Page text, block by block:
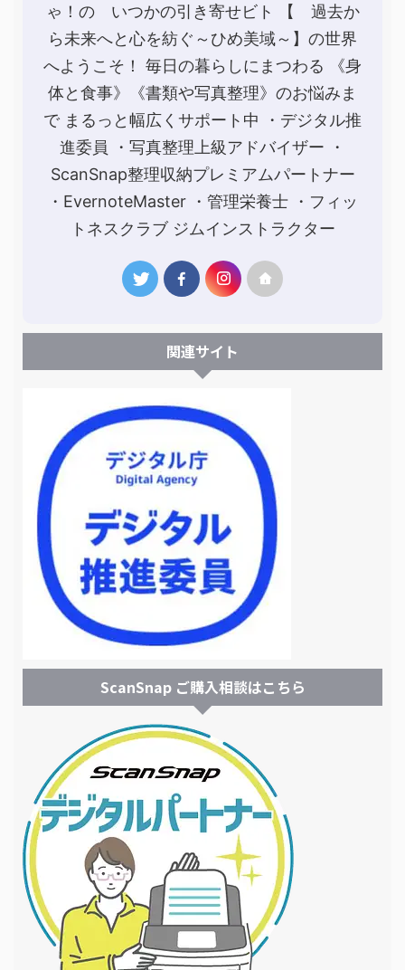
ゃ！の いつかの引き寄せビト 【 過去か
ら未来へと心を紡ぐ～ひめ美域～】の世界
へようこそ！ 毎日の暮らしにまつわる 《身
体と食事》《書類や写真整理》のお悩みま
で まるっと幅広くサポート中 ・デジタル推
進委員 ・写真整理上級アドバイザー ・
ScanSnap整理収納プレミアムパートナー
・EvernoteMaster ・管理栄養士 ・フィッ
トネスクラブ ジムインストラクター
関連サイト
ScanSnap ご購入相談はこちら